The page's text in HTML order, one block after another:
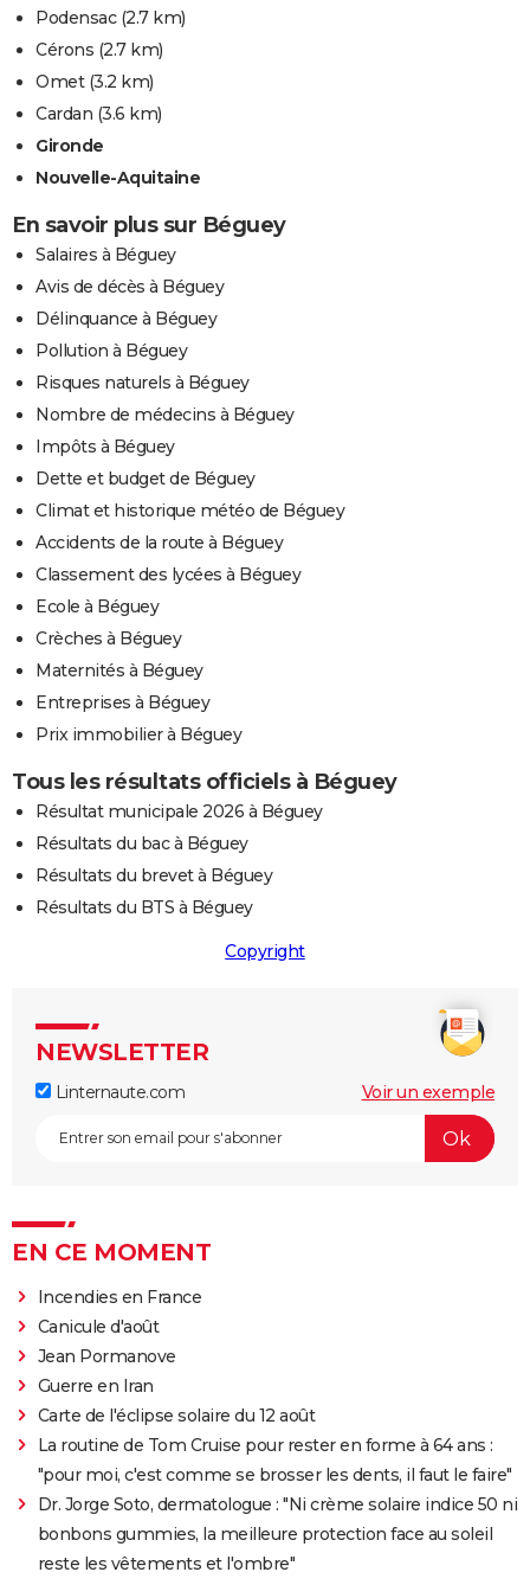
Podensac(2.7 km)
Cérons (2.7 km)
Omet(3.2 km)
Cardan (3.6 km)
Gironde
Nouvelle-Aquitaine
En savoir plus sur Béguey
Salaires à Béguey
Avis de décès à Béguey
Délinquance à Béguey
Pollution à Béguey
Risques naturels à Béguey
Nombre de médecins à Béguey
Impôts à Béguey
Dette et budget de Béguey
Climat et historique météo de Béguey
Accidents de la route à Béguey
Classement des lycées à Béguey
Ecole à Béguey
Crèches à Béguey
Maternités à Béguey
Entreprises à Béguey
Prix immobilier à Béguey
Tous les résultats officiels à Béguey
Résultat municipale 2026 à Béguey
Résultats du bac à Béguey
Résultats du brevet à Béguey
Résultats du BTS à Béguey
Copyright
NEWSLETTER
Linternaute.com Voir un exemple
EN CE MOMENT
Incendies en France
Canicule d'août
Jean Pormanove
Guerre en Iran
Carte de l'éclipse solaire du 12 août
La routine de Tom Cruise pour rester en forme à 64 ans :
"pour moi, c'est comme se brosser les dents, il faut le faire"
Dr. Jorge Soto, dermatologue : "Ni crème solaire indice 50 ni
bonbons gummies, la meilleure protection face au soleil
reste les vêtements et l'ombre"